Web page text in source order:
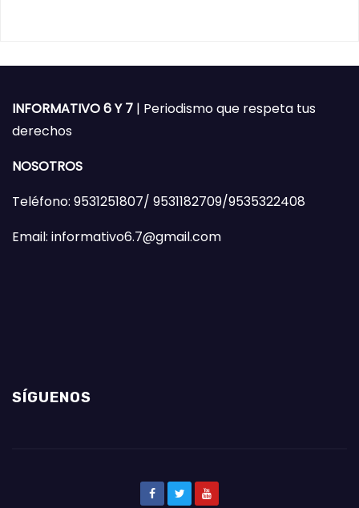
INFORMATIVO 6 Y 7 | Periodismo que respeta tus
derechos
NOSOTROS
Teléfono: 9531251807/ 9531182709/9535322408
Email: informativo6.7@gmail.com
SÍGUENOS